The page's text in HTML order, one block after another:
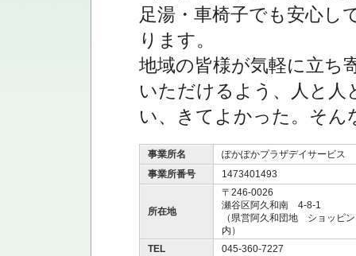
足湯・車椅子でも安心し
ります。
地域の皆様が気軽に立ち
いただけるよう、人と人
い、きてよかった。そん
事業所名
ぽかぽかプラザデイサービス
事業所番号
1473401493
所在地
〒246-0026
瀬谷区阿久和南 4-8-1
（県営阿久和団地 ショッピ
内）
TEL
045-360-7227